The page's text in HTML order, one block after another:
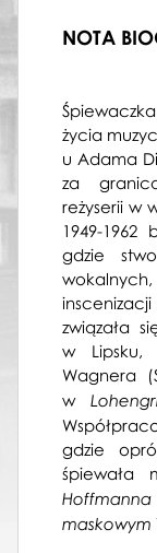
NOTA
życia
u Adama
za
reżyserii w
1949-1962
gdzie
związała
w Lipsku,
Wagnera
w
gdzie
śpiewała
Hoffmanna
maskowym
Warszawie,
Warszawie,